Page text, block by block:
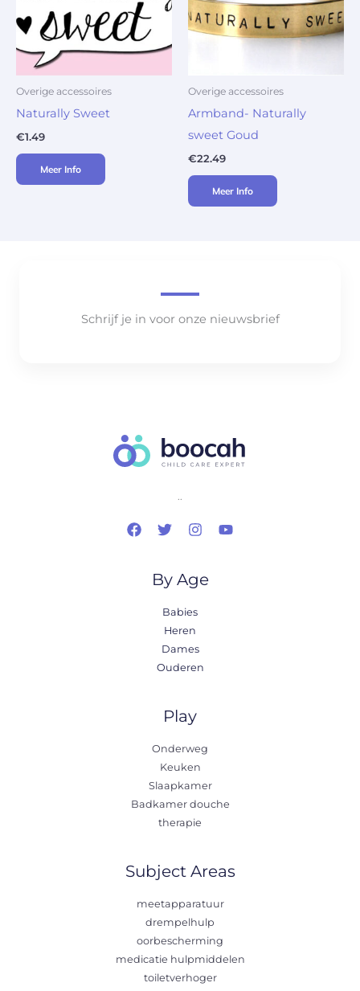
Overige accessoires
Naturally Sweet
€1.49
Meer Info
Overige accessoires
Armband- Naturally
sweet Goud
€22.49
Meer Info
Schrijf je in voor onze nieuwsbrief
..
By Age
Babies
Heren
Dames
Ouderen
Play
Onderweg
Keuken
Slaapkamer
Badkamer douche
therapie
Subject Areas
meetapparatuur
drempelhulp
oorbescherming
medicatie hulpmiddelen
toiletverhoger